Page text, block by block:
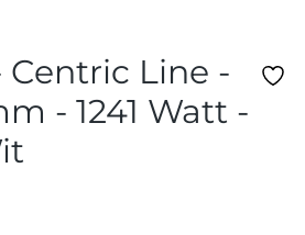
Line -
- 1241 Watt -